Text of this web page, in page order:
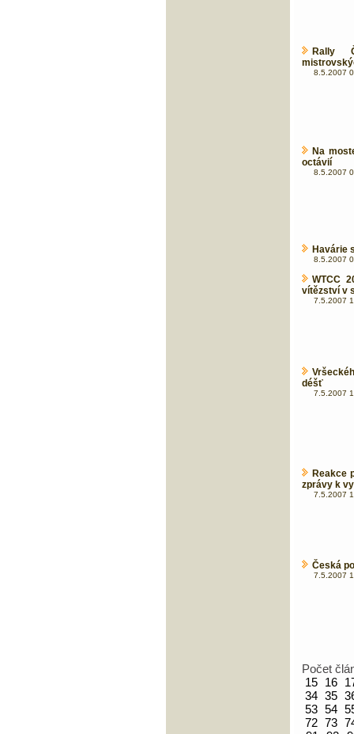
Rally
8.5.2007
Na
octávií
8.5.2007
Havárie
8.5.2007
WTCC
vítězství v
7.5.2007
déšť
7.5.2007
Reakce
zprávy k
7.5.2007
Česká
7.5.2007
Počet
15 16
34 35
53 54
72 73